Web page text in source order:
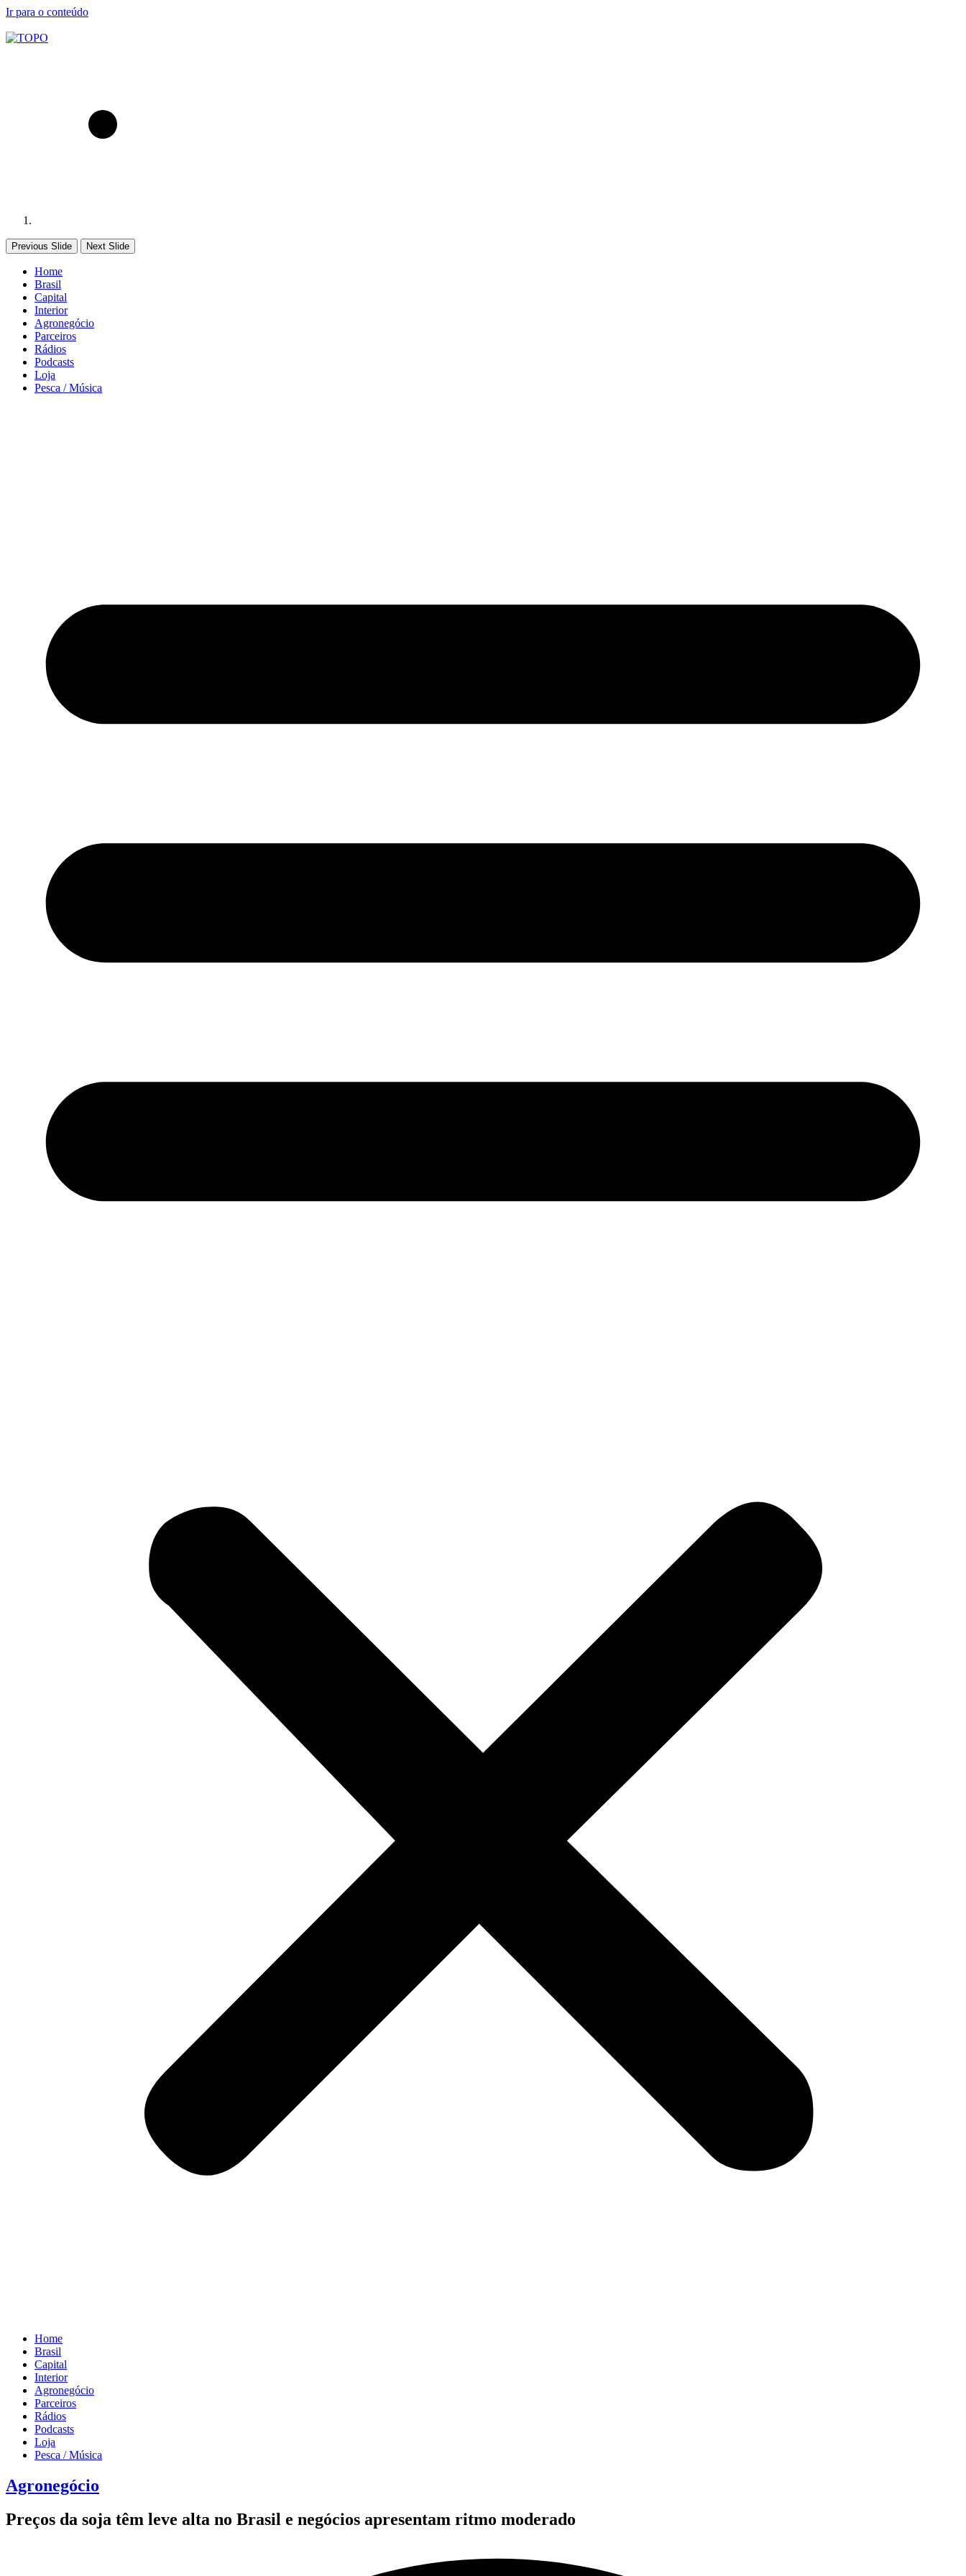
Ir para o conteúdo
Previous Slide Next Slide
Home
Brasil
Capital
Interior
Agronegócio
Parceiros
Rádios
Podcasts
Loja
Pesca / Música
Home
Brasil
Capital
Interior
Agronegócio
Parceiros
Rádios
Podcasts
Loja
Pesca / Música
Agronegócio
Preços da soja têm leve alta no Brasil e negócios apresentam ritmo moderado